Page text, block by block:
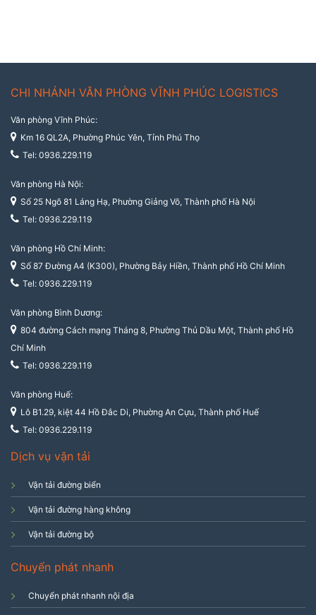
CHI NHÁNH VĂN PHÒNG VĨNH PHÚC LOGISTICS
Văn phòng Vĩnh Phúc:
Km 16 QL2A, Phường Phúc Yên, Tỉnh Phú Thọ
Tel: 0936.229.119
Văn phòng Hà Nội:
Số 25 Ngõ 81 Láng Hạ, Phường Giảng Võ, Thành phố Hà Nội
Tel: 0936.229.119
Văn phòng Hồ Chí Minh:
Số 87 Đường A4 (K300), Phường Bảy Hiền, Thành phố Hồ Chí Minh
Tel: 0936.229.119
Văn phòng Bình Dương:
804 đường Cách mạng Tháng 8, Phường Thủ Dầu Một, Thành phố Hồ
Chí Minh
Tel: 0936.229.119
Văn phòng Huế:
Lô B1.29, kiệt 44 Hồ Đắc Di, Phường An Cựu, Thành phố Huế
Tel: 0936.229.119
Dịch vụ vận tải
Vận tải đường biển
Vận tải đường hàng không
Vận tải đường bộ
Chuyển phát nhanh
Chuyển phát nhanh nội địa